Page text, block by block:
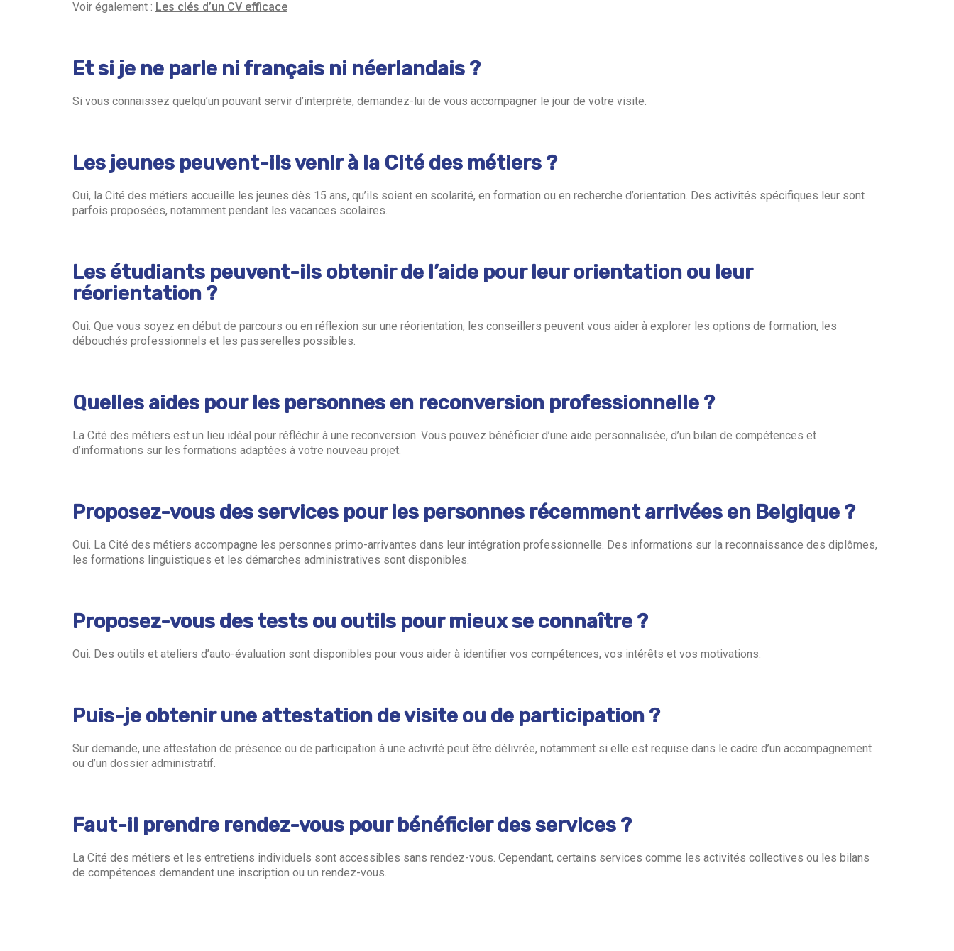
Voir également : Les clés d’un CV efficace
Et si je ne parle ni français ni néerlandais ?
Si vous connaissez quelqu’un pouvant servir d’interprète, demandez-lui de vous accompagner le jour de votre visite.
Les jeunes peuvent-ils venir à la Cité des métiers ?
Oui, la Cité des métiers accueille les jeunes dès 15 ans, qu’ils soient en scolarité, en formation ou en recherche d’orientation. Des activités spécifiques leur sont
parfois proposées, notamment pendant les vacances scolaires.
Les étudiants peuvent-ils obtenir de l’aide pour leur orientation ou leur
réorientation ?
Oui. Que vous soyez en début de parcours ou en réflexion sur une réorientation, les conseillers peuvent vous aider à explorer les options de formation, les
débouchés professionnels et les passerelles possibles.
Quelles aides pour les personnes en reconversion professionnelle ?
La Cité des métiers est un lieu idéal pour réfléchir à une reconversion. Vous pouvez bénéficier d’une aide personnalisée, d’un bilan de compétences et
d’informations sur les formations adaptées à votre nouveau projet.
Proposez-vous des services pour les personnes récemment arrivées en Belgique ?
Oui. La Cité des métiers accompagne les personnes primo-arrivantes dans leur intégration professionnelle. Des informations sur la reconnaissance des diplômes,
les formations linguistiques et les démarches administratives sont disponibles.
Proposez-vous des tests ou outils pour mieux se connaître ?
Oui. Des outils et ateliers d’auto-évaluation sont disponibles pour vous aider à identifier vos compétences, vos intérêts et vos motivations.
Puis-je obtenir une attestation de visite ou de participation ?
Sur demande, une attestation de présence ou de participation à une activité peut être délivrée, notamment si elle est requise dans le cadre d’un accompagnement
ou d’un dossier administratif.
Faut-il prendre rendez-vous pour bénéficier des services ?
La Cité des métiers et les entretiens individuels sont accessibles sans rendez-vous. Cependant, certains services comme les activités collectives ou les bilans
de compétences demandent une inscription ou un rendez-vous.